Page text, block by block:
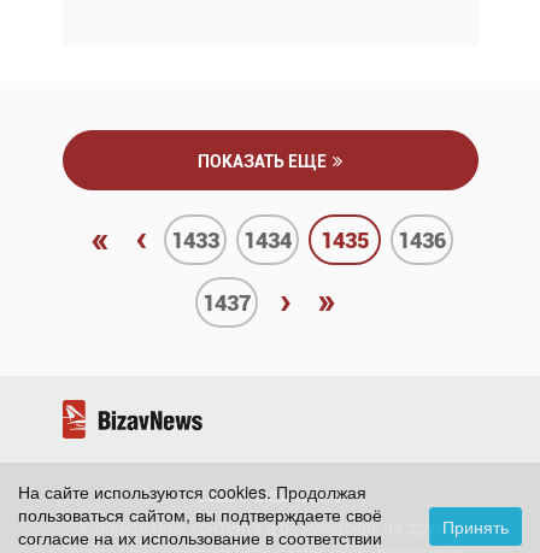
ПОКАЗАТЬ ЕЩЕ
« ‹ 1433 1434 1435 1436
1437 › »
2026 ©BizavNews
Копирование контента и размещение на других
На сайте используются cookies. Продолжая
пользоваться сайтом, вы подтверждаете своё
согласие на их использование в соответствии
Принять